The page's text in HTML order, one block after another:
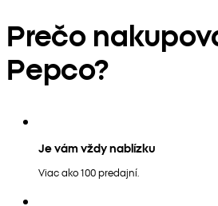
Prečo
Pepco?
Je vám vždy nablízku
Viac ako 100 predajní.